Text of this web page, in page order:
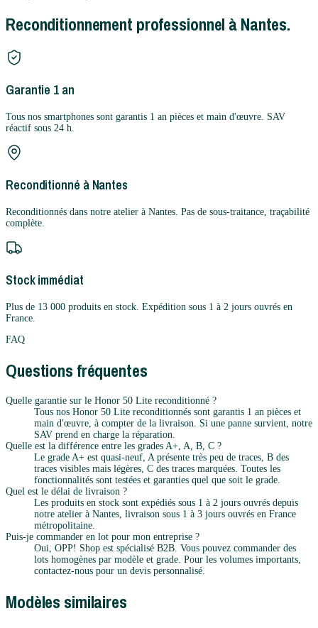
Reconditionnement professionnel à Nantes.
Garantie 1 an
Tous nos smartphones sont garantis 1 an pièces et main d'œuvre. SAV
réactif sous 24 h.
Reconditionné à Nantes
Reconditionnés dans notre atelier à Nantes. Pas de sous-traitance, traçabilité
complète.
Stock immédiat
Plus de 13 000 produits en stock. Expédition sous 1 à 2 jours ouvrés en
France.
FAQ
Questions fréquentes
Quelle garantie sur le Honor 50 Lite reconditionné ?
Tous nos Honor 50 Lite reconditionnés sont garantis 1 an pièces et
main d'œuvre, à compter de la livraison. Si une panne survient, notre
SAV prend en charge la réparation.
Quelle est la différence entre les grades A+, A, B, C ?
Le grade A+ est quasi-neuf, A présente très peu de traces, B des
traces visibles mais légères, C des traces marquées. Toutes les
fonctionnalités sont testées et garanties quel que soit le grade.
Quel est le délai de livraison ?
Les produits en stock sont expédiés sous 1 à 2 jours ouvrés depuis
notre atelier à Nantes, livraison sous 1 à 3 jours ouvrés en France
métropolitaine.
Puis-je commander en lot pour mon entreprise ?
Oui, OPP! Shop est spécialisé B2B. Vous pouvez commander des
lots homogènes par modèle et grade. Pour les volumes importants,
contactez-nous pour un devis personnalisé.
Modèles similaires